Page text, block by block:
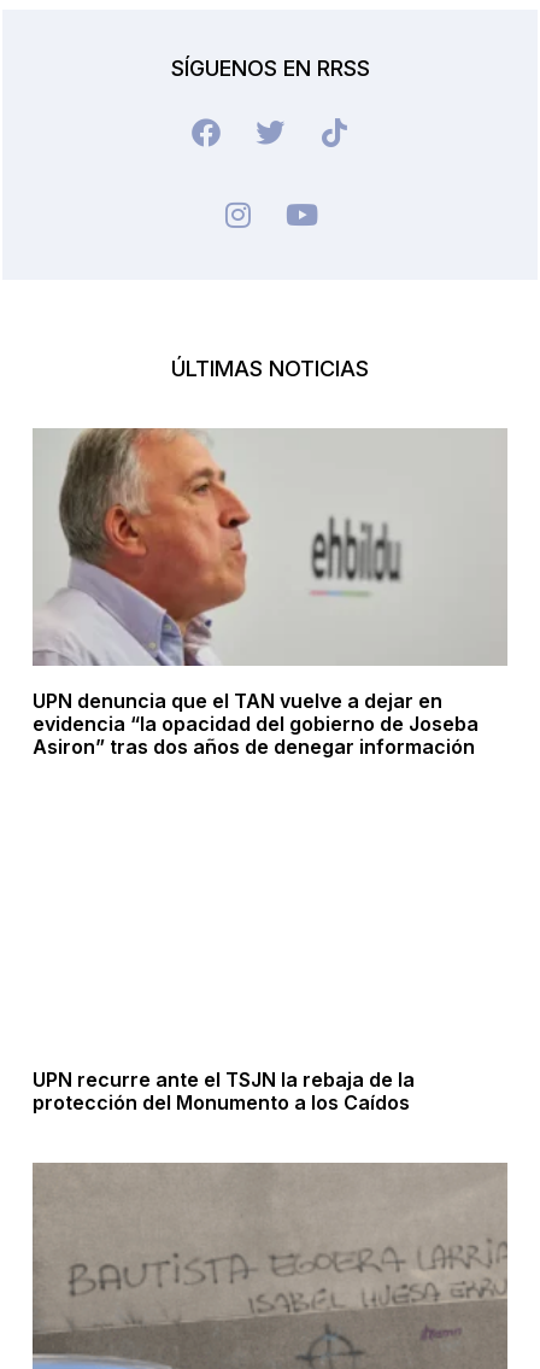
SÍGUENOS EN RRSS
ÚLTIMAS NOTICIAS
UPN denuncia que el TAN vuelve a dejar en
evidencia “la opacidad del gobierno de Joseba
Asiron” tras dos años de denegar información
UPN recurre ante el TSJN la rebaja de la
protección del Monumento a los Caídos